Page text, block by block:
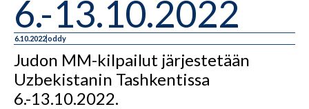
6.-13.10.2022
6.10.2022oddy
Judon MM-kilpailut järjestetään
Uzbekistanin Tashkentissa
6.-13.10.2022.